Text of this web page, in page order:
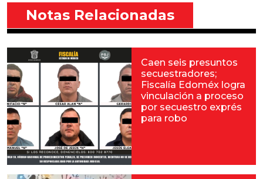
Notas Relacionadas
Caen seis presuntos
secuestradores;
Fiscalía Edoméx logra
vinculación a proceso
por secuestro exprés
para robo